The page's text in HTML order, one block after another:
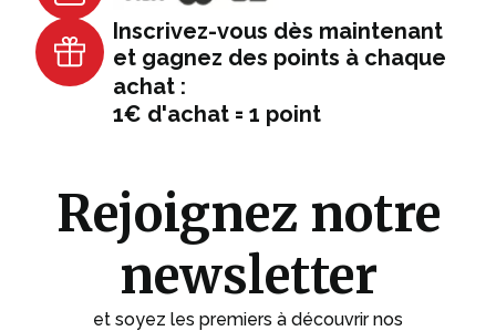
Inscrivez-vous dès maintenant
et gagnez des points à chaque
achat :
1€ d'achat = 1 point
Rejoignez notre
newsletter
et soyez les premiers à découvrir nos